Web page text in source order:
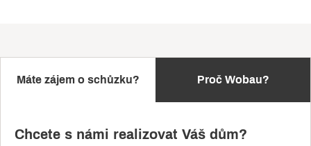
Máte zájem o schůzku? Proč Wobau?
Chcete s námi realizovat Váš dům?